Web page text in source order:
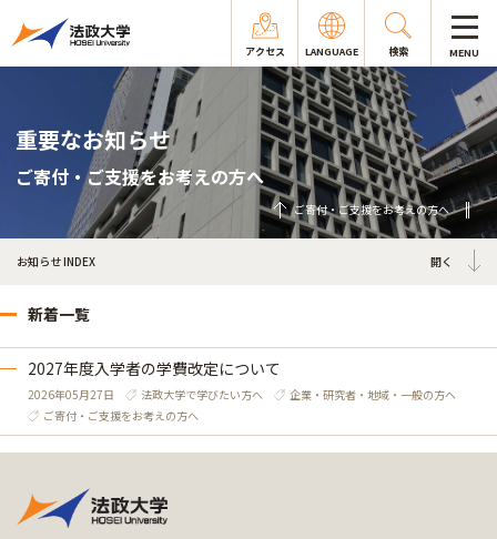
アクセス LANGUAGE 検索 MENU
重要なお知らせ
ご寄付・ご支援をお考えの方へ
ご寄付・ご支援をお考えの方へ
お知らせ INDEX
新着一覧
2027年度入学者の学費改定について
2026年05月27日 法政大学で学びたい方へ
企業・研究者・地域・一般の方へ
ご寄付・ご支援をお考えの方へ